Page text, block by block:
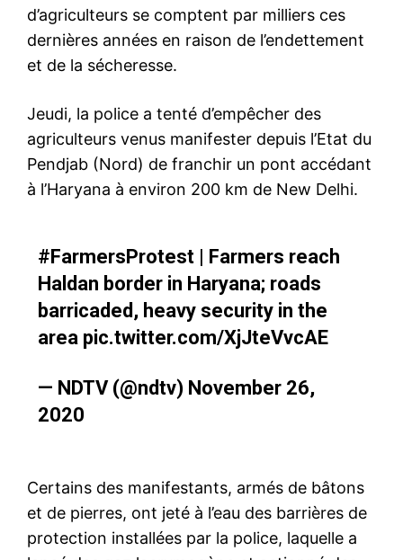
d’agriculteurs se comptent par milliers ces
dernières années en raison de l’endettement
et de la sécheresse.
Jeudi, la police a tenté d’empêcher des
agriculteurs venus manifester depuis l’Etat du
Pendjab (Nord) de franchir un pont accédant
à l’Haryana à environ 200 km de New Delhi.
#FarmersProtest| Farmers reach
Haldan border in Haryana; roads
barricaded, heavy security in the
area pic.twitter.com/XjJteVvcAE
— NDTV (@ndtv) November 26,
2020
Certains des manifestants, armés de bâtons
et de pierres, ont jeté à l’eau des barrières de
protection installées par la police, laquelle a